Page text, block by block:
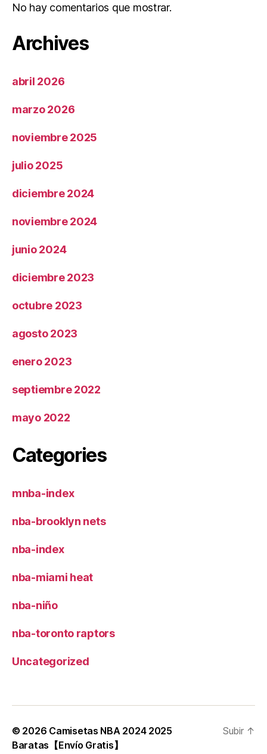
No hay comentarios que mostrar.
Archives
abril 2026
marzo 2026
noviembre 2025
julio 2025
diciembre 2024
noviembre 2024
junio 2024
diciembre 2023
octubre 2023
agosto 2023
enero 2023
septiembre 2022
mayo 2022
Categories
mnba-index
nba-brooklyn nets
nba-index
nba-miami heat
nba-niño
nba-toronto raptors
Uncategorized
© 2026 Camisetas NBA 2024 2025
Baratas【Envío Gratis】
Subir ↑